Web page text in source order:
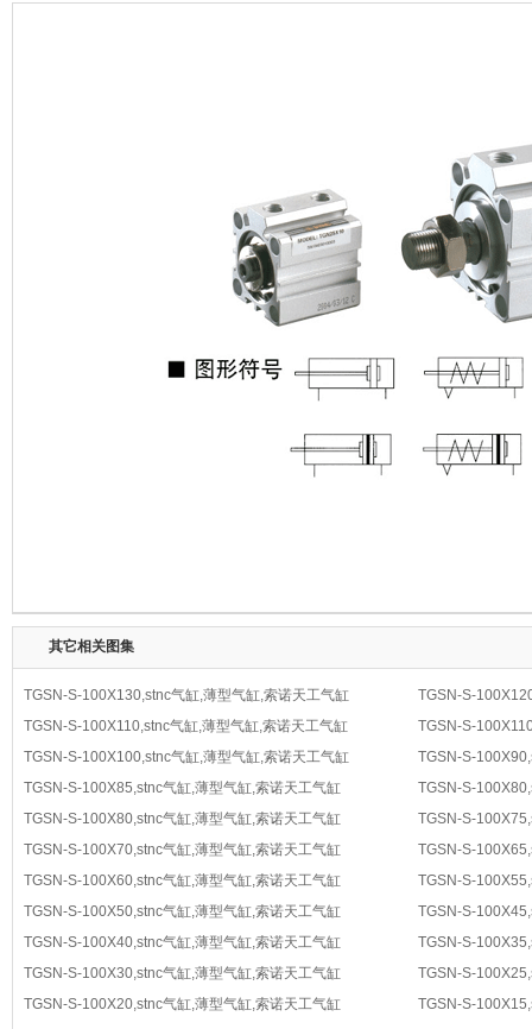
其它相关图集
TGSN-S-100X130,stnc气缸,薄型气缸,索诺天工气缸
TGSN-S-
TGSN-S-100X110,stnc气缸,薄型气缸,索诺天工气缸
TGSN-S-
TGSN-S-100X100,stnc气缸,薄型气缸,索诺天工气缸
TGSN-S-
TGSN-S-100X85,stnc气缸,薄型气缸,索诺天工气缸
TGSN-S-
TGSN-S-100X80,stnc气缸,薄型气缸,索诺天工气缸
TGSN-S-
TGSN-S-100X70,stnc气缸,薄型气缸,索诺天工气缸
TGSN-S-
TGSN-S-100X60,stnc气缸,薄型气缸,索诺天工气缸
TGSN-S-
TGSN-S-100X50,stnc气缸,薄型气缸,索诺天工气缸
TGSN-S-
TGSN-S-100X40,stnc气缸,薄型气缸,索诺天工气缸
TGSN-S-
TGSN-S-100X30,stnc气缸,薄型气缸,索诺天工气缸
TGSN-S-
TGSN-S-100X20,stnc气缸,薄型气缸,索诺天工气缸
TGSN-S-